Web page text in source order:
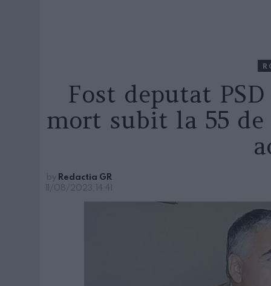
Fost deputat
mort subit la 55
by Redactia GR
11/08/2023, 14:41